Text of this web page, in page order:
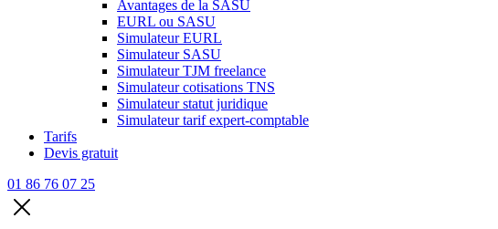
Avantages de la SASU
EURL ou SASU
Simulateur EURL
Simulateur SASU
Simulateur TJM freelance
Simulateur cotisations TNS
Simulateur statut juridique
Simulateur tarif expert-comptable
Tarifs
Devis gratuit
01 86 76 07 25